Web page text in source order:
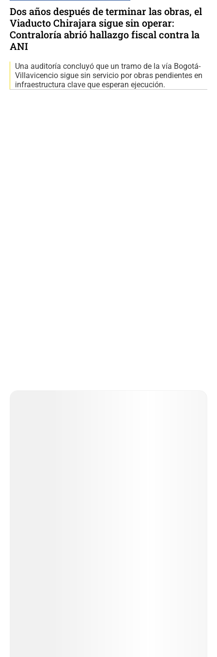
Dos años después de terminar las obras, el
Viaducto Chirajara sigue sin operar:
Contraloría abrió hallazgo fiscal contra la
ANI
Una auditoría concluyó que un tramo de la vía Bogotá-
Villavicencio sigue sin servicio por obras pendientes en
infraestructura clave que esperan ejecución.